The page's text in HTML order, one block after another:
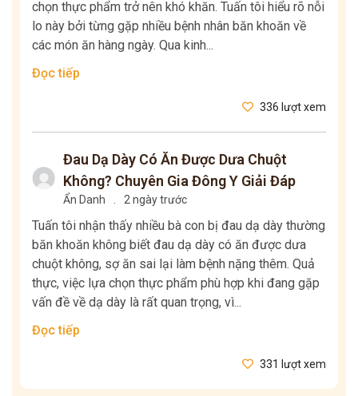
chọn thực phẩm trở nên khó khăn. Tuấn tôi hiểu rõ nỗi
lo này bởi từng gặp nhiều bệnh nhân băn khoăn về
các món ăn hàng ngày. Qua kinh...
Đọc tiếp
336 lượt xem
Đau Dạ Dày Có Ăn Được Dưa Chuột
Không? Chuyên Gia Đông Y Giải Đáp
Ẩn Danh 2 ngày trước
Tuấn tôi nhận thấy nhiều bà con bị đau dạ dày thường
băn khoăn không biết đau dạ dày có ăn được dưa
chuột không, sợ ăn sai lại làm bệnh nặng thêm. Quả
thực, việc lựa chọn thực phẩm phù hợp khi đang gặp
vấn đề về dạ dày là rất quan trọng, vì...
Đọc tiếp
331 lượt xem